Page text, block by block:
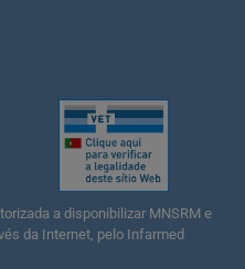
a disponibilizar MNSRM e
da Internet, pelo Infarmed